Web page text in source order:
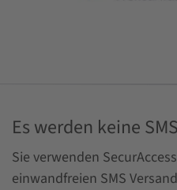
Es werden keine
Sie verwenden
einwandfreien SMS